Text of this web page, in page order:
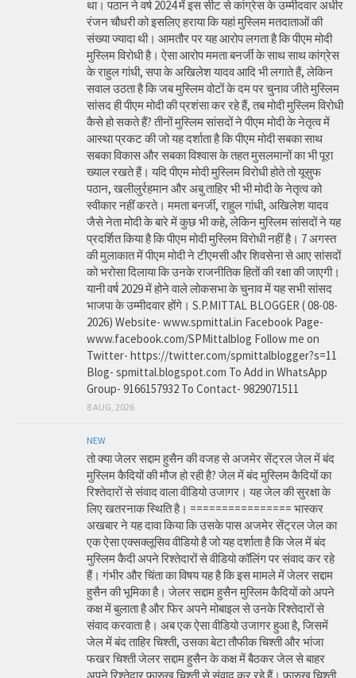
था। पठान ने वर्ष 2024 में इस सीट से कांग्रेस के उम्मीदवार अधीर
रंजन चौधरी को इसलिए हराया कि यहां मुस्लिम मतदाताओं की
संख्या ज्यादा थी। आमतौर पर यह आरोप लगता है कि पीएम मोदी
मुस्लिम विरोधी है। ऐसा आरोप ममता बनर्जी के साथ साथ कांग्रेस
के राहुल गांधी, सपा के अखिलेश यादव आदि भी लगाते हैं, लेकिन
सवाल उठता है कि जब मुस्लिम वोटों के दम पर चुनाव जीते मुस्लिम
सांसद ही पीएम मोदी की प्रशंसा कर रहे हैं, तब मोदी मुस्लिम विरोधी
कैसे हो सकते हैं? तीनों मुस्लिम सांसदों ने पीएम मोदी के नेतृत्व में
आस्था प्रकट की जो यह दर्शाता है कि पीएम मोदी सबका साथ
सबका विकास और सबका विश्वास के तहत मुसलमानों का भी पूरा
ख्याल रखते हैं। यदि पीएम मोदी मुस्लिम विरोधी होते तो यूसुफ
पठान, खलीलुर्रहमान और अबु ताहिर भी भी मोदी के नेतृत्व को
स्वीकार नहीं करते। ममता बनर्जी, राहुल गांधी, अखिलेश यादव
जैसे नेता मोदी के बारे में कुछ भी कहे, लेकिन मुस्लिम सांसदों ने यह
प्रदर्शित किया है कि पीएम मोदी मुस्लिम विरोधी नहीं है। 7 अगस्त
की मुलाकात में पीएम मोदी ने टीएमसी और शिवसेना से आए सांसदों
को भरोसा दिलाया कि उनके राजनीतिक हितों की रक्षा की जाएगी।
यानी वर्ष 2029 में होने वाले लोकसभा के चुनाव में यह सभी सांसद
भाजपा के उम्मीदवार होंगे। S.P.MITTAL BLOGGER ( 08-08-
2026) Website- www.spmittal.in Facebook Page-
www.facebook.com/SPMittalblog Follow me on
Twitter- https://twitter.com/spmittalblogger?s=11
Blog- spmittal.blogspot.com To Add in WhatsApp
Group- 9166157932 To Contact- 9829071511
8 AUG, 2026
NEW
तो क्या जेलर सद्दाम हुसैन की वजह से अजमेर सेंट्रल जेल में बंद
मुस्लिम कैदियों की मौज हो रही है? जेल में बंद मुस्लिम कैदियों का
रिश्तेदारों से संवाद वाला वीडियो उजागर। यह जेल की सुरक्षा के
लिए खतरनाक स्थिति है। ================ भास्कर
अखबार ने यह दावा किया कि उसके पास अजमेर सेंट्रल जेल का
एक ऐसा एक्सक्लूसिव वीडियो है जो यह दर्शाता है कि जेल में बंद
मुस्लिम कैदी अपने रिश्तेदारों से वीडियो कॉलिंग पर संवाद कर रहे
हैं। गंभीर और चिंता का विषय यह है कि इस मामले में जेलर सद्दाम
हुसैन की भूमिका है। जेलर सद्दाम हुसैन मुस्लिम कैदियों को अपने
कक्ष में बुलाता है और फिर अपने मोबाइल से उनके रिश्तेदारों से
संवाद करवाता है। अब एक ऐसा वीडियो उजागर हुआ है, जिसमें
जेल में बंद ताहिर चिश्ती, उसका बेटा तौफीक चिश्ती और भांजा
फखर चिश्ती जेलर सद्दाम हुसैन के कक्ष में बैठकर जेल से बाहर